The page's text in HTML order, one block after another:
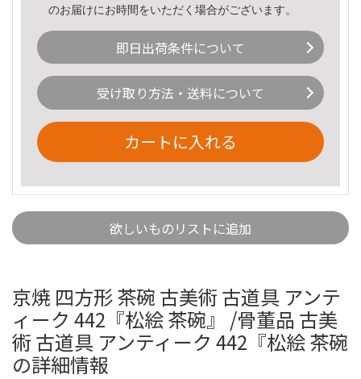
のお届けにお時間をいただく場合がございます。
即日出荷条件について
受け取り方法・送料について
カートに入れる
欲しいものリストに追加
京焼 四方形 茶碗 古美術 古道具 アンテ
ィーク 442『松絵 茶碗』 /骨董品 古美
術 古道具 アンティーク 442『松絵 茶碗
の詳細情報